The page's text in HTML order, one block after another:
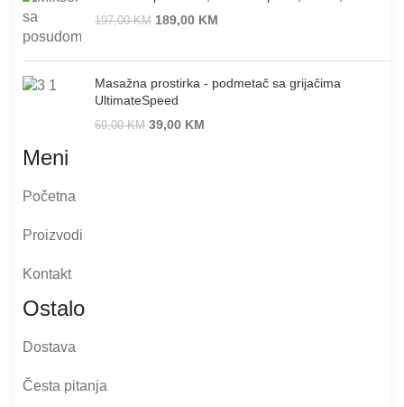
197,00KM 189,00 KM
Masažna prostirka - podmetač sa grijačima
UltimateSpeed
69,00KM 39,00 KM
Meni
Početna
Proizvodi
Kontakt
Ostalo
Dostava
Česta pitanja